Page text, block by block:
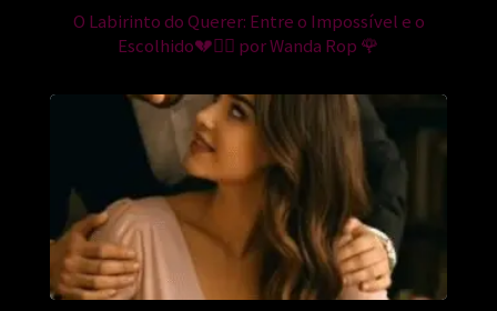
O Labirinto do Querer: Entre o Impossível e o
Escolhido💔❤️‍🔥 por Wanda Rop 🌹